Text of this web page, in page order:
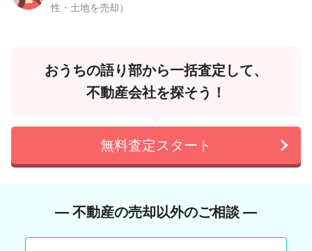
性・土地を売却）
おうちの語り部から一括査定して、
不動産会社を探そう！
無料査定スタート
― 不動産の売却以外のご相談 ―